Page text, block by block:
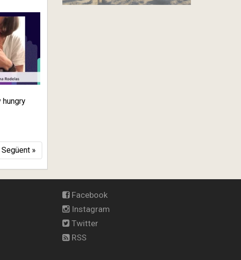
hungry
Següent »
Facebook
Instagram
Twitter
RSS